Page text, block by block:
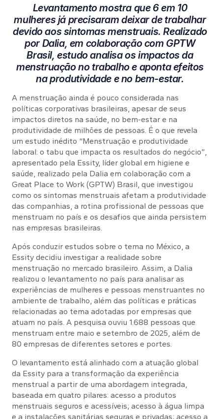
Levantamento mostra que 6 em 10
mulheres já precisaram deixar de trabalhar
devido aos sintomas menstruais. Realizado
por Dalia, em colaboração com GPTW
Brasil, estudo analisa os impactos da
menstruação no trabalho e aponta efeitos
na produtividade e no bem-estar.
A menstruação ainda é pouco considerada nas
políticas corporativas brasileiras, apesar de seus
impactos diretos na saúde, no bem-estar e na
produtividade de milhões de pessoas. É o que revela
um estudo inédito “Menstruação e produtividade
laboral: o tabu que impacta os resultados do negócio”,
apresentado pela Essity, líder global em higiene e
saúde, realizado pela Dalia em colaboração com a
Great Place to Work (GPTW) Brasil, que investigou
como os sintomas menstruais afetam a produtividade
das companhias, a rotina profissional de pessoas que
menstruam no país e os desafios que ainda persistem
nas empresas brasileiras.
Após conduzir estudos sobre o tema no México, a
Essity decidiu investigar a realidade sobre
menstruação no mercado brasileiro. Assim, a Dalia
realizou o levantamento no país para analisar as
experiências de mulheres e pessoas menstruantes no
ambiente de trabalho, além das políticas e práticas
relacionadas ao tema adotadas por empresas que
atuam no país. A pesquisa ouviu 1.688 pessoas que
menstruam entre maio e setembro de 2025, além de
80 empresas de diferentes setores e portes.
O levantamento está alinhado com a atuação global
da Essity para a transformação da experiência
menstrual a partir de uma abordagem integrada,
baseada em quatro pilares: acesso a produtos
menstruais seguros e acessíveis; acesso à água limpa
e a instalações sanitárias seguras e privadas; acesso a